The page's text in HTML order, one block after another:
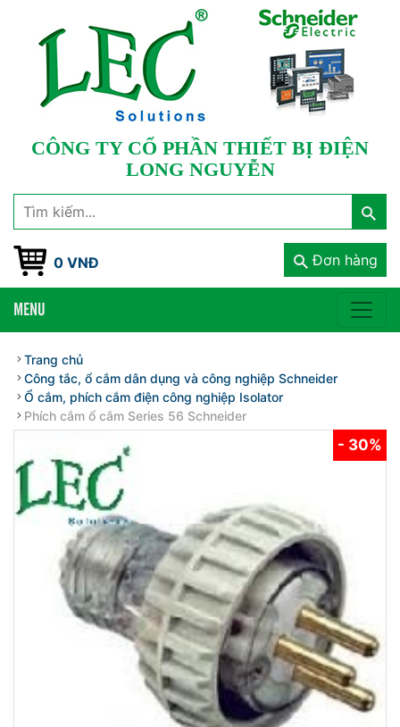
CÔNG TY CỔ PHẦN THIẾT BỊ ĐIỆN
LONG NGUYỄN
0 VNĐ Đơn hàng
MENU
Trang chủ
Công tắc, ổ cắm dân dụng và công nghiệp Schneider
Ổ cắm, phích cắm điện công nghiệp Isolator
Phích cắm ổ cắm Series 56 Schneider
- 30%